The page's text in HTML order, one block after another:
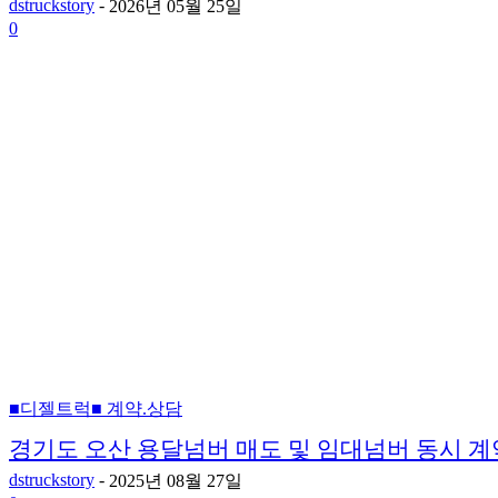
dstruckstory - 2026년 05월 25일
0
■디젤트럭■ 계약.상담
경기도 오산 용달넘버 매도 및 임대넘버 동시 계
dstruckstory - 2025년 08월 27일